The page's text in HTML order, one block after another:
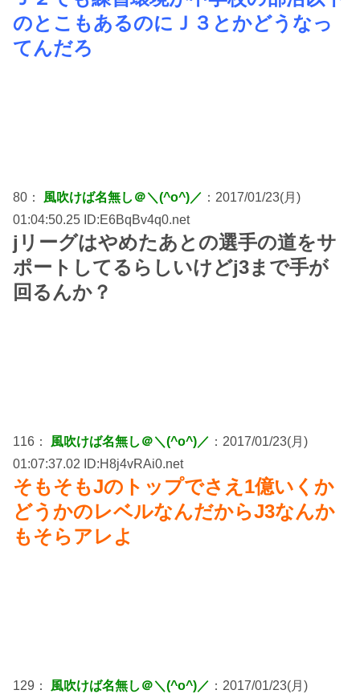
のとこもあるのにＪ３とかどうなっ
てんだろ
80： 風吹けば名無し＠＼(^o^)／ ：2017/01/23(月)
01:04:50.25 ID:E6BqBv4q0.net
jリーグはやめたあとの選手の道をサ
ポートしてるらしいけどj3まで手が
回るんか？
116： 風吹けば名無し＠＼(^o^)／ ：2017/01/23(月)
01:07:37.02 ID:H8j4vRAi0.net
そもそもJのトップでさえ1億いくか
どうかのレベルなんだからJ3なんか
もそらアレよ
129： 風吹けば名無し＠＼(^o^)／ ：2017/01/23(月)